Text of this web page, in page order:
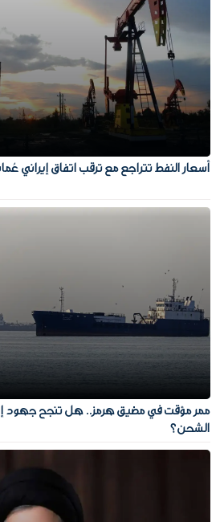
أسعار النفط تتراجع مع ترقب اتفاق إيراني
ممر مؤقت في مضيق هرمز.. هل تنجح جهود
الشحن؟